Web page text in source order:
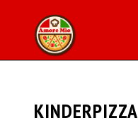
KINDERPIZZA